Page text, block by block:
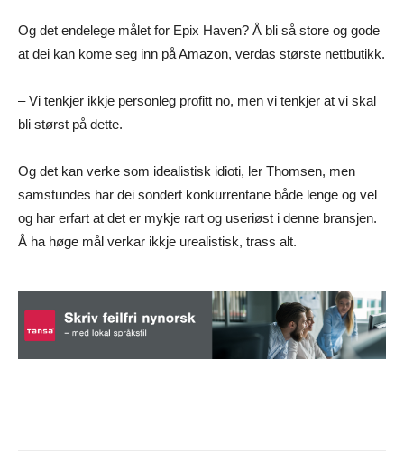
Og det endelege målet for Epix Haven? Å bli så store og gode
at dei kan kome seg inn på Amazon, verdas største nettbutikk.
– Vi tenkjer ikkje personleg profitt no, men vi tenkjer at vi skal
bli størst på dette.
Og det kan verke som idealistisk idioti, ler Thomsen, men
samstundes har dei sondert konkurrentane både lenge og vel
og har erfart at det er mykje rart og useriøst i denne bransjen.
Å ha høge mål verkar ikkje urealistisk, trass alt.